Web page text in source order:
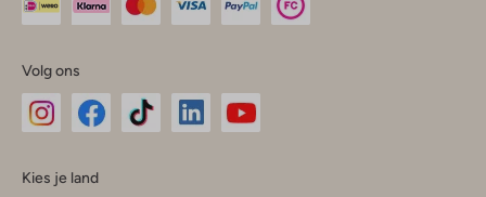
Volg ons
InstagramFacebook
Kies je land